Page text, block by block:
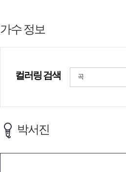
가수 정보
컬러링 검색 곡
박서진